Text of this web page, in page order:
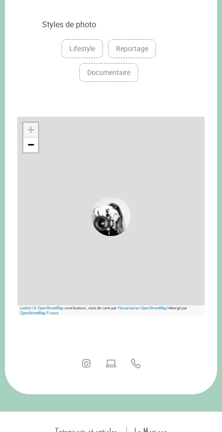
Styles de photo
Lifestyle Reportage
Documentaire
+
−
Leaflet|©OpenStreetMapcontributeurs, style de carte parHumanitarian OpenStreetMaphébergé par
OpenStreetMap France